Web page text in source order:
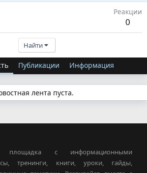
Реакции
0
Найти
Публикации Информация
лента пуста.
площадка с информационными
тренинги, книги, уроки, гайды,